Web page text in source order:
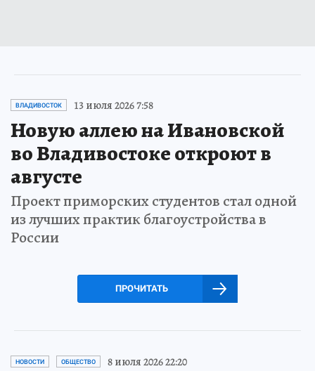
ВЛАДИВОСТОК 13 июля 2026 7:58
Новую аллею на Ивановской
во Владивостоке откроют в
августе
Проект приморских студентов стал одной
из лучших практик благоустройства в
России
ПРОЧИТАТЬ
НОВОСТИ ОБЩЕСТВО 8 июля 2026 22:20